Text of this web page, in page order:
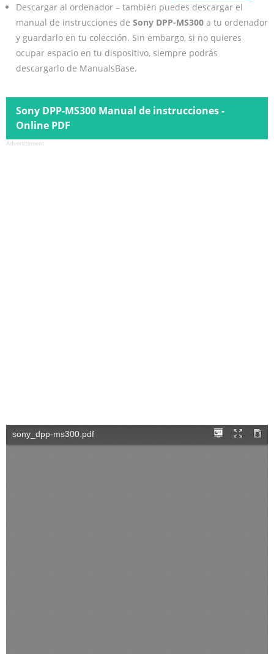
Descargar al ordenador – también puedes descargar el
manual de instrucciones de Sony DPP-MS300a tu ordenador
y guardarlo en tu colección. Sin embargo, si no quieres
ocupar espacio en tu dispositivo, siempre podrás
descargarlo de ManualsBase.
Sony DPP-MS300 Manual de instrucciones -
Online PDF
Advertisement